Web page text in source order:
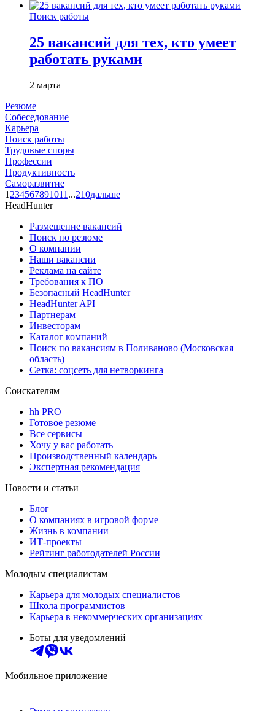
Поиск работы
25 вакансий для тех, кто умеет
работать руками
2 марта
Резюме
Собеседование
Карьера
Поиск работы
Трудовые споры
Профессии
Продуктивность
Саморазвитие
1 234567891011 ...210дальше
HeadHunter
Размещение вакансий
Поиск по резюме
О компании
Наши вакансии
Реклама на сайте
Требования к ПО
Безопасный HeadHunter
HeadHunter API
Партнерам
Инвесторам
Каталог компаний
Поиск по вакансиям в Поливаново (Московская
область)
Сетка: соцсеть для нетворкинга
Соискателям
hh PRO
Готовое резюме
Все сервисы
Хочу у вас работать
Производственный календарь
Экспертная рекомендация
Новости и статьи
Блог
О компаниях в игровой форме
Жизнь в компании
ИТ-проекты
Рейтинг работодателей России
Молодым специалистам
Карьера для молодых специалистов
Школа программистов
Карьера в некоммерческих организациях
Боты для уведомлений
Мобильное приложение